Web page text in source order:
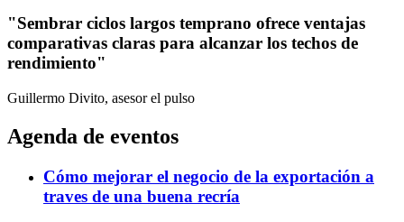
"Sembrar ciclos largos temprano ofrece ventajas
comparativas claras para alcanzar los techos de
rendimiento"
Guillermo Divito, asesor el pulso
Agenda de eventos
Cómo mejorar el negocio de la exportación a
traves de una buena recría